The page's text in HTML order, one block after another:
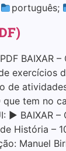
português;
BAIXAR
exercícios
de
tem no
BAIXAR
História –
Manuel